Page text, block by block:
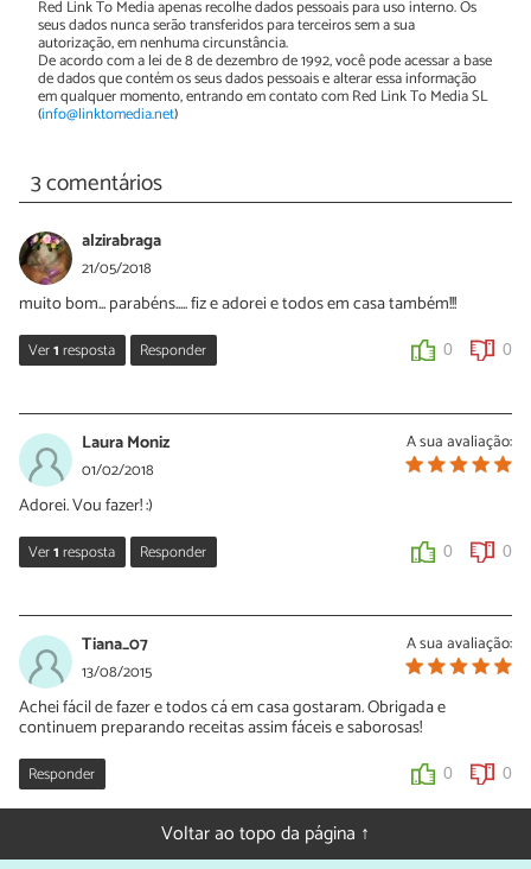
Red Link To Media apenas recolhe dados pessoais para uso interno. Os
seus dados nunca serão transferidos para terceiros sem a sua
autorização, em nenhuma circunstância.
De acordo com a lei de 8 de dezembro de 1992, você pode acessar a base
de dados que contém os seus dados pessoais e alterar essa informação
em qualquer momento, entrando em contato com Red Link To Media SL
(info@linktomedia.net)
3 comentários
alzirabraga
21/05/2018
muito bom... parabéns..... fiz e adorei e todos em casa também!!!
Ver1resposta Responder 0 0
21/05/2018
Oi Alzira, que bom saber isso! Obrigada pelo seu comentário e, da
próxima vez que preparar, suba foto dos seus raviólis prontos! 🙂
A sua avaliação:
Laura Moniz
01/02/2018
Adorei. Vou fazer! :)
Ver1resposta Responder 0 0
02/02/2018
Valeu, Laura! Depois conte para nós o que você achou e suba
foto do seu prato :)
A sua avaliação:
Tiana_07
13/08/2015
Achei fácil de fazer e todos cá em casa gostaram. Obrigada e
continuem preparando receitas assim fáceis e saborosas!
Responder 0 0
Voltar ao topo da página ↑